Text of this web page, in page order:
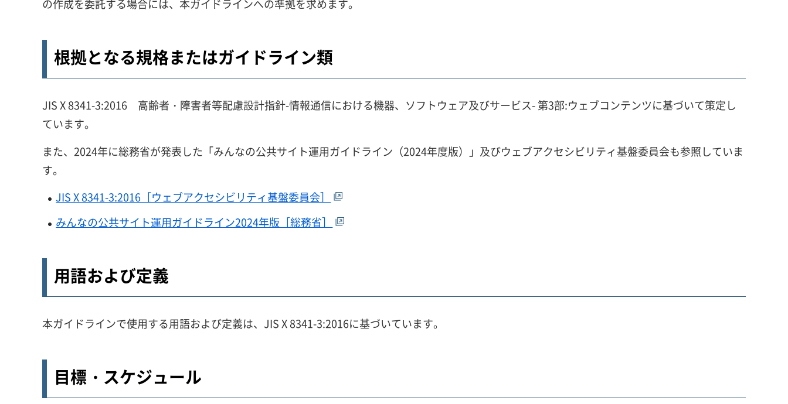
の作成を委託する場合には、本ガイドラインへの準拠を求めます。
根拠となる規格またはガイドライン類
JIS X 8341-3:2016 高齢者・障害者等配慮設計指針-情報通信における機器、ソフトウェア及びサービス- 第3部:ウェブコンテンツに基づいて策定し
ています。
また、2024年に総務省が発表した「みんなの公共サイト運用ガイドライン（2024年度版）」及びウェブアクセシビリティ基盤委員会も参照していま
す。
JIS X 8341-3:2016［ウェブアクセシビリティ基盤委員会］
みんなの公共サイト運用ガイドライン2024年版［総務省］
用語および定義
本ガイドラインで使用する用語および定義は、JIS X 8341-3:2016に基づいています。
目標・スケジュール